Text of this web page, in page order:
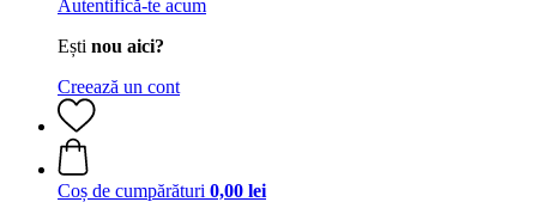
Autentifică-te acum
Ești nou aici?
Creează un cont
Coș de cumpărături 0,00 lei